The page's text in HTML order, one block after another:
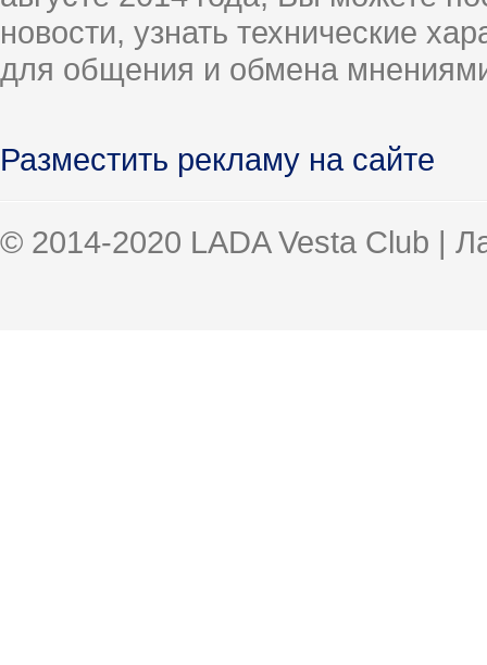
новости, узнать технические
для общения и обмена
Разместить рекламу на сайте
© 2014-2020 LADA Vesta Club |